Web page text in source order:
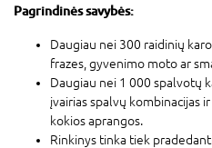
Pagrindinės savybės:
Daugiau nei 300 raidinių
frazes, gyvenimo moto ar
Daugiau nei 1 000 spalvotų
įvairias spalvų kombinacijas
kokios aprangos.
Rinkinys tinka tiek